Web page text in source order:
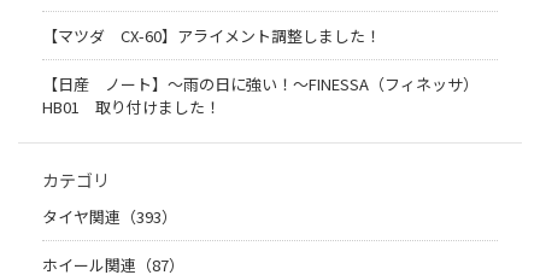
【マツダ CX-60】アライメント調整しました！
【日産 ノート】～雨の日に強い！～FINESSA（フィネッサ）
HB01 取り付けました！
カテゴリ
タイヤ関連（393）
ホイール関連（87）